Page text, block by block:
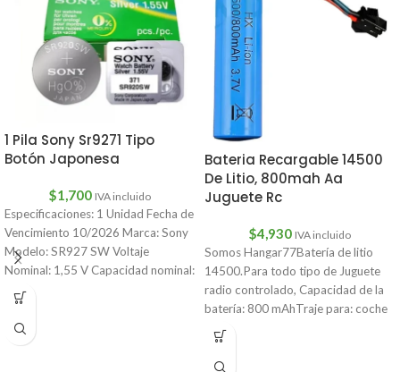
1 Pila Sony Sr9271 Tipo
Botón Japonesa
$1,700 IVA incluido
Especificaciones: 1 Unidad Fecha de
Vencimiento 10/2026 Marca: Sony
Modelo: SR927 SW Voltaje
Nominal: 1,55 V Capacidad nominal:
45mAh Vida
Bateria Recargable 14500
De Litio, 800mah Aa
Juguete Rc
$4,930 IVA incluido
Somos Hangar77Batería de litio
14500.Para todo tipo de Juguete
radio controlado, Capacidad de la
batería: 800 mAhTraje para: coche
acrobático